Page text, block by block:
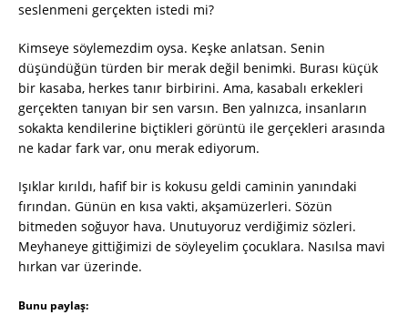
seslenmeni gerçekten istedi mi?
Kimseye söylemezdim oysa. Keşke anlatsan. Senin
düşündüğün türden bir merak değil benimki. Burası küçük
bir kasaba, herkes tanır birbirini. Ama, kasabalı erkekleri
gerçekten tanıyan bir sen varsın. Ben yalnızca, insanların
sokakta kendilerine biçtikleri görüntü ile gerçekleri arasında
ne kadar fark var, onu merak ediyorum.
Işıklar kırıldı, hafif bir is kokusu geldi caminin yanındaki
fırından. Günün en kısa vakti, akşamüzerleri. Sözün
bitmeden soğuyor hava. Unutuyoruz verdiğimiz sözleri.
Meyhaneye gittiğimizi de söyleyelim çocuklara. Nasılsa mavi
hırkan var üzerinde.
Bunu paylaş: